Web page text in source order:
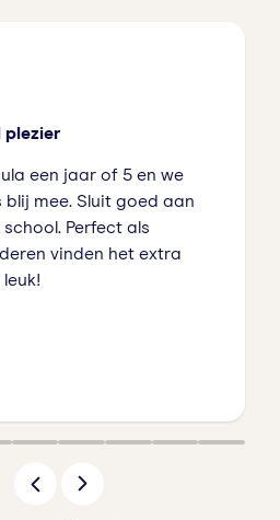
plezier
een jaar of 5 en we
blij mee. Sluit goed aan
Perfect als
vinden het extra